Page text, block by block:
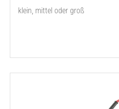
klein, mittel oder groß